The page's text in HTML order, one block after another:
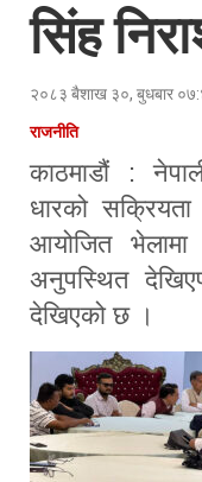
सिंह
२०८३ बैशाख ३०, बुधबार
राजनीति
काठमाडौं :
धारको
आयोजित भेलामा
अनुपस्थित
देखिएको छ ।